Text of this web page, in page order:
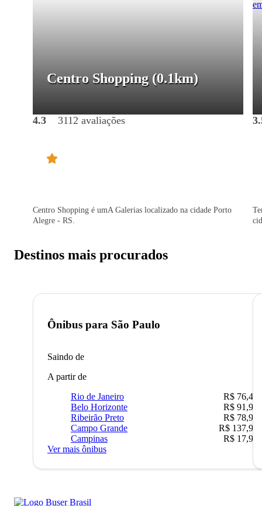
Centro Shopping (0.1km)
4.3 3112 avaliações
Centro Shopping é umA Galerias localizado na cidade Porto
Alegre - RS.
Destinos mais procurados
Ônibus para São Paulo
Saindo de
A partir de
Rio de Janeiro
R$ 76,42
Belo Horizonte
R$ 91,90
Ribeirão Preto
R$ 78,90
Campo Grande
R$ 137,90
Campinas
R$ 17,90
Ver mais ônibus